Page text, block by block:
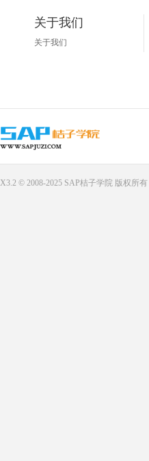
关于我们
关于我们
X3.2 © 2008-2025 SAP桔子学院 版权所有